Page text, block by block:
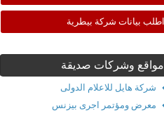
اطلب بيانات شركة بيطرية
مواقع وشركات صديقة
شركة هايل للاعلام الدولى
معرض ومؤتمر اجرى بيزنس